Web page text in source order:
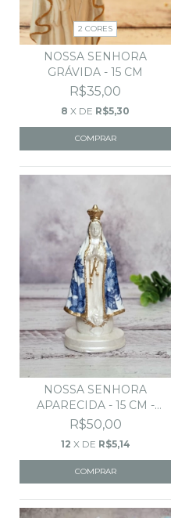
2 CORES
NOSSA SENHORA
GRÁVIDA - 15 CM
R$35,00
8 X DE R$5,30
COMPRAR
NOSSA SENHORA
APARECIDA - 15 CM -
AZUL
R$50,00
12 X DE R$5,14